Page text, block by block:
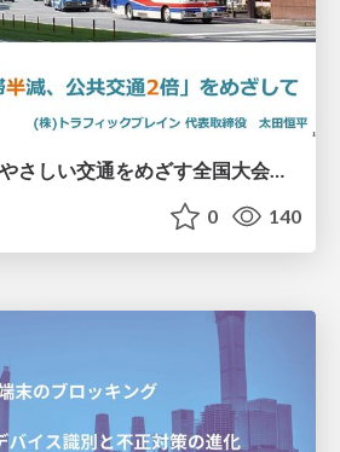
第12回人と環境にやさしい交通をめざす全国大会／熊本都市圏「車1割削減、渋滞半減、公共交通2倍」をめざして
0 140